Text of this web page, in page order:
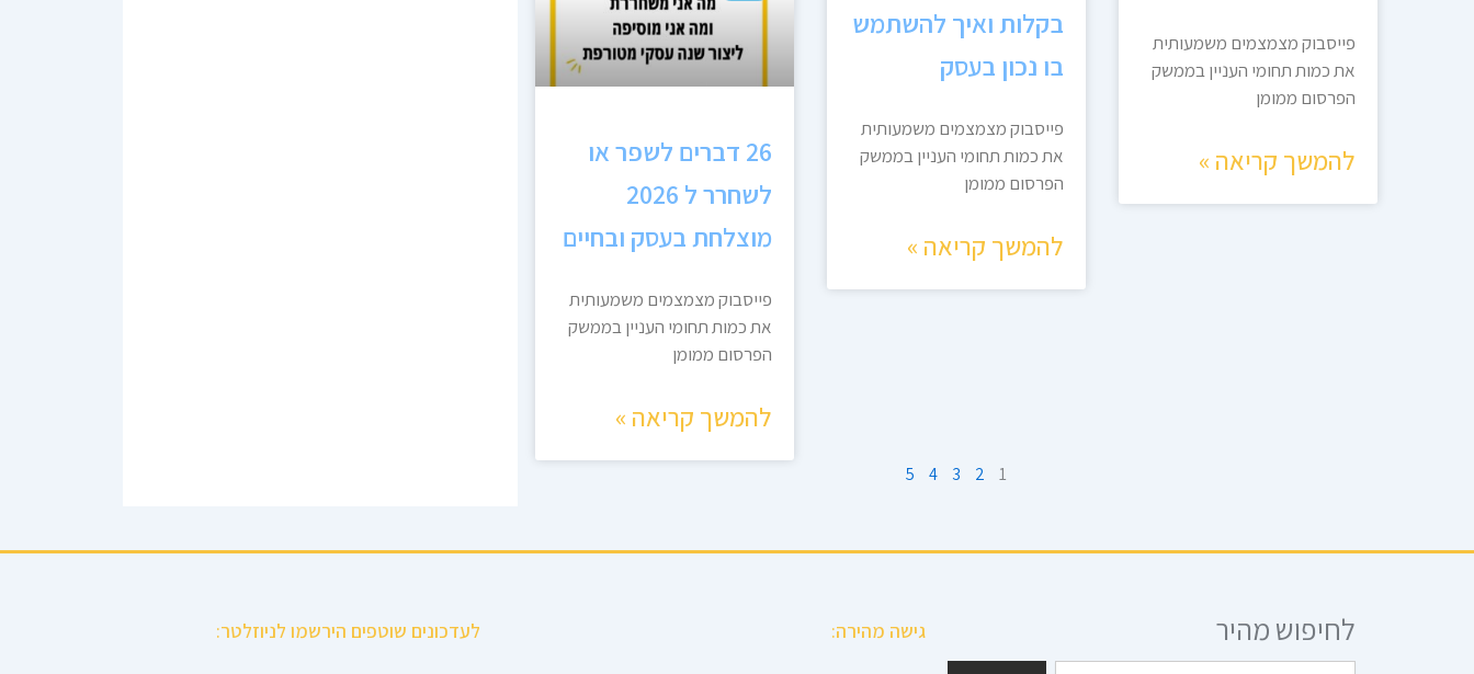
פייסבוק מצמצמים משמעותית
את כמות תחומי העניין בממשק
הפרסום ממומן
להמשך קריאה »
בקלות ואיך להשתמש
בו נכון בעסק
פייסבוק מצמצמים משמעותית
את כמות תחומי העניין בממשק
הפרסום ממומן
להמשך קריאה »
26 דברים לשפר או
לשחרר ל 2026
מוצלחת בעסק ובחיים
פייסבוק מצמצמים משמעותית
את כמות תחומי העניין בממשק
הפרסום ממומן
להמשך קריאה »
1
2
3
4
5
לחיפוש מהיר גישה מהירה: לעדכונים שוטפים הירשמו לניוזלטר: